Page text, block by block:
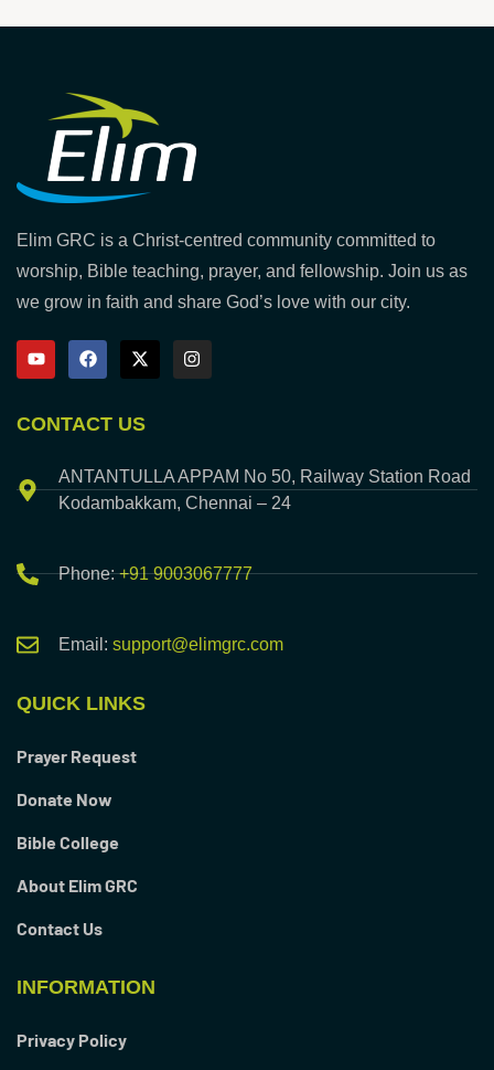
Elim GRC is a Christ-centred community committed to
worship, Bible teaching, prayer, and fellowship. Join us as
we grow in faith and share God’s love with our city.
CONTACT US
ANTANTULLA APPAM No 50, Railway Station Road
Kodambakkam, Chennai – 24
Phone:+91 9003067777
Email: support@elimgrc.com
QUICK LINKS
Prayer Request
Donate Now
Bible College
About Elim GRC
Contact Us
INFORMATION
Privacy Policy